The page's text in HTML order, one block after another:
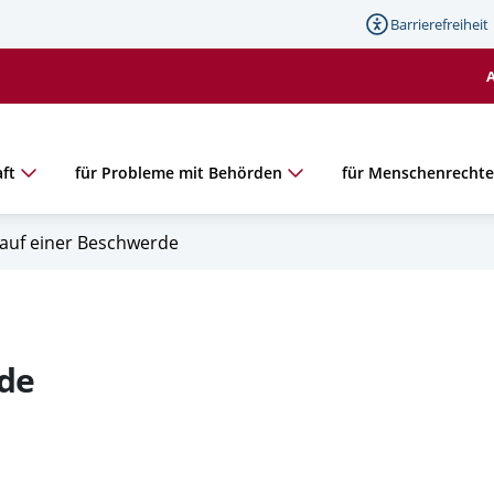
Barrierefreiheit
für Probleme mit Behörden für Menschenrechte
einer Beschwerde